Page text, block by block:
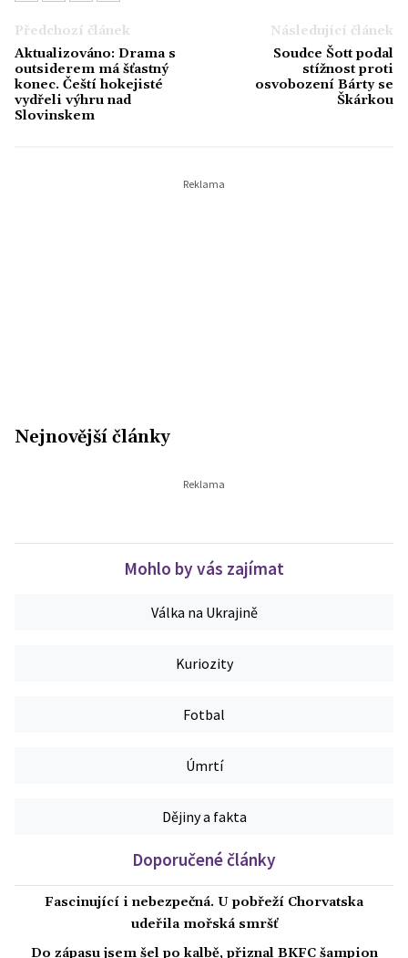
Předchozí článek
Aktualizováno: Drama s
outsiderem má šťastný
konec. Čeští hokejisté
vydřeli výhru nad
Slovinskem
Následující článek
Soudce Šott podal
stížnost proti
osvobození Bárty se
Škárkou
Nejnovější články
Mohlo by vás zajímat
Válka na Ukrajině
Kuriozity
Fotbal
Úmrtí
Dějiny a fakta
Doporučené články
Fascinující i nebezpečná. U pobřeží Chorvatska
udeřila mořská smršť
Do zápasu jsem šel po kalbě, přiznal BKFC šampion